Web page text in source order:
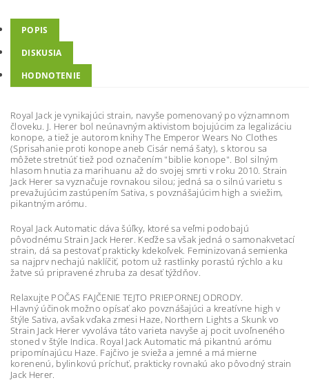
POPIS
DISKUSIA
HODNOTENIE
Royal Jack je vynikajúci strain, navyše pomenovaný po významnom
človeku. J. Herer bol neúnavným aktivistom bojujúcim za legalizáciu
konope, a tiež je autorom knihy The Emperor Wears No Clothes
(Sprisahanie proti konope aneb Cisár nemá šaty), s ktorou sa
môžete stretnúť tiež pod označením "biblie konope". Bol silným
hlasom hnutia za marihuanu až do svojej smrti v roku 2010. Strain
Jack Herer sa vyznačuje rovnakou silou; jedná sa o silnú varietu s
prevažujúcim zastúpením Sativa, s povznášajúcim high a sviežim,
pikantným arómu.
Royal Jack Automatic dáva šúľky, ktoré sa veľmi podobajú
pôvodnému Strain Jack Herer. Keďže sa však jedná o samonakvetací
strain, dá sa pestovať prakticky kdekoľvek. Feminizovaná semienka
sa najprv nechajú naklíčiť, potom už rastlinky porastú rýchlo a ku
žatve sú pripravené zhruba za desať týždňov.
Relaxujte POČAS FAJČENIE TEJTO PRIEPORNEJ ODRODY.
Hlavný účinok možno opísať ako povznášajúci a kreatívne high v
štýle Sativa, avšak vďaka zmesi Haze, Northern Lights a Skunk vo
Strain Jack Herer vyvoláva táto varieta navyše aj pocit uvoľneného
stoned v štýle Indica. Royal Jack Automatic má pikantnú arómu
pripomínajúcu Haze. Fajčivo je svieža a jemné a má mierne
korenenú, bylinkovú príchuť, prakticky rovnakú ako pôvodný strain
Jack Herer.